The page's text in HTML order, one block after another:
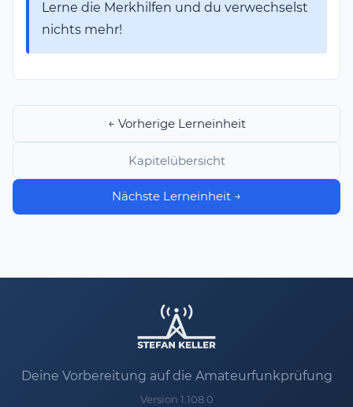
Lerne die Merkhilfen und du verwechselst
nichts mehr!
← Vorherige Lerneinheit
Kapitelübersicht
Nächste Lerneinheit →
Deine Vorbereitung auf die Amateurfunkprüfung
Version 1.108.0